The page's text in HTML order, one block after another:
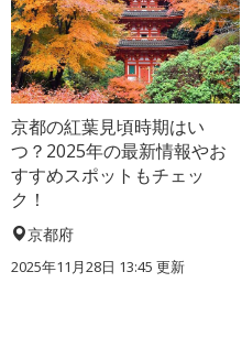
京都の紅葉見頃時期はい
つ？2025年の最新情報やお
すすめスポットもチェッ
ク！
京都府
2025年11月28日 13:45 更新